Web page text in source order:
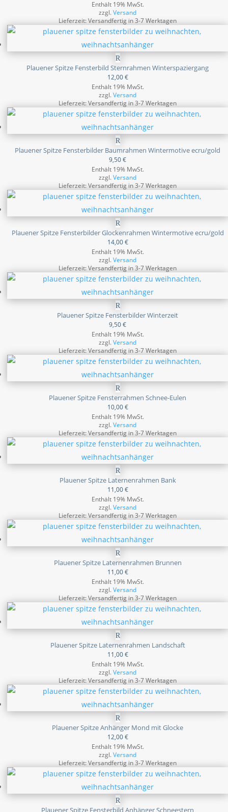
Enthält 19% MwSt.
zzgl.Versand
Lieferzeit: Versandfertig in 3-7 Werktagen
Plauener Spitze Fensterbild Sternrahmen Winterspaziergang
12,00€
Enthält 19% MwSt.
zzgl.Versand
Lieferzeit: Versandfertig in 3-7 Werktagen
Plauener Spitze Fensterbilder Baumrahmen Wintermotive ecru/gold
9,50€
Enthält 19% MwSt.
zzgl.Versand
Lieferzeit: Versandfertig in 3-7 Werktagen
Plauener Spitze Fensterbilder Glockenrahmen Wintermotive ecru/gold
14,00€
Enthält 19% MwSt.
zzgl.Versand
Lieferzeit: Versandfertig in 3-7 Werktagen
Plauener Spitze Fensterbilder Winterzeit
9,50€
Enthält 19% MwSt.
zzgl.Versand
Lieferzeit: Versandfertig in 3-7 Werktagen
Plauener Spitze Fensterrahmen Schnee-Eulen
10,00€
Enthält 19% MwSt.
zzgl.Versand
Lieferzeit: Versandfertig in 3-7 Werktagen
Plauener Spitze Laternenrahmen Bank
11,00€
Enthält 19% MwSt.
zzgl.Versand
Lieferzeit: Versandfertig in 3-7 Werktagen
Plauener Spitze Laternenrahmen Brunnen
11,00€
Enthält 19% MwSt.
zzgl.Versand
Lieferzeit: Versandfertig in 3-7 Werktagen
Plauener Spitze Laternenrahmen Landschaft
11,00€
Enthält 19% MwSt.
zzgl.Versand
Lieferzeit: Versandfertig in 3-7 Werktagen
Plauener Spitze Anhänger Mond mit Glocke
12,00€
Enthält 19% MwSt.
zzgl.Versand
Lieferzeit: Versandfertig in 3-7 Werktagen
Plauener Spitze Fensterbild Anhänger Schneestern